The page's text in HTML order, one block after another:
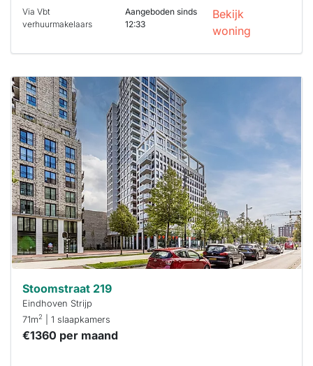
Via Vbt
verhuurmakelaars
Aangeboden sinds
12:33
Bekijk
woning
Deze woning
is
waarschijnlijk
al verhuurd
Om kans te
maken moet je
binnen 15
minuten
reageren.
Stekkies helpt
je hierbij!
Stoomstraat 219
Eindhoven Strijp
71m2 | 1 slaapkamers
€1360 per maand